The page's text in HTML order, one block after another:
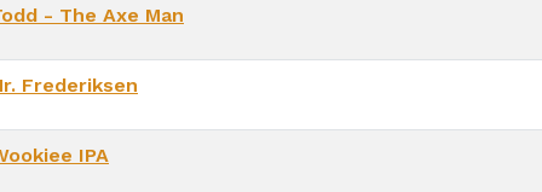
- The Axe Man
Frederiksen
IPA